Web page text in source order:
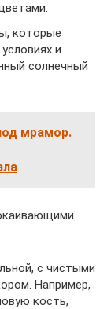
которые
и
солнечный
мрамор.
с чистыми
Например,
кость,